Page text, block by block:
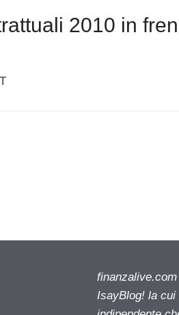
2010 in
IsayBlog! la cui